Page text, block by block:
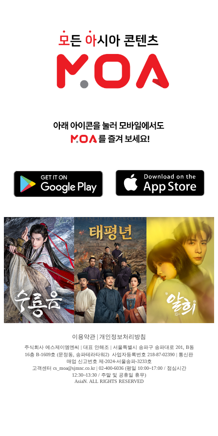
이용약관 개인정보처리방침
주식회사 에스제이엠엔씨 | 대표 안해조 | 서울특별시 송파구 송파대로 201, B동
16층 B-1609호 (문정동, 송파테라타워2) 사업자등록번호 218-87-02390 | 통신판
매업 신고번호 제-2024-서울송파-3233호
고객센터 cs_moa@sjmnc.co.kr | 02-400-6036 (평일 10:00~17:00 / 점심시간
12:30~13:30 / 주말 및 공휴일 휴무)
AsiaN. ALL RIGHTS RESERVED